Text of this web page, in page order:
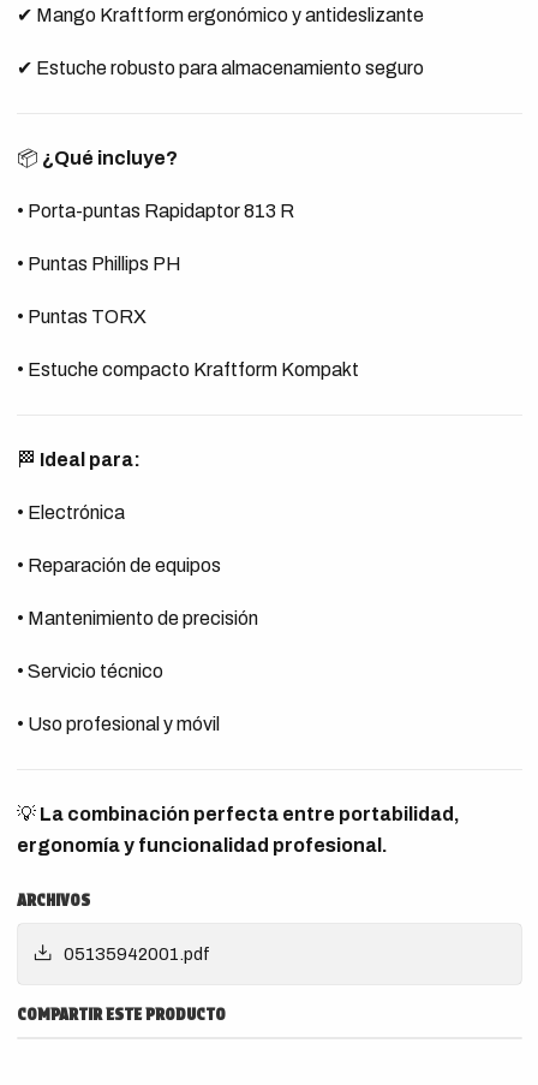
✔ Mango Kraftform ergonómico y antideslizante
✔ Estuche robusto para almacenamiento seguro
📦 ¿Qué incluye?
• Porta-puntas Rapidaptor 813 R
• Puntas Phillips PH
• Puntas TORX
• Estuche compacto Kraftform Kompakt
🏁 Ideal para:
• Electrónica
• Reparación de equipos
• Mantenimiento de precisión
• Servicio técnico
• Uso profesional y móvil
💡 La combinación perfecta entre portabilidad,
ergonomía y funcionalidad profesional.
ARCHIVOS
05135942001.pdf
COMPARTIR ESTE PRODUCTO